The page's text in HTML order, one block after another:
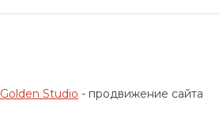
Golden Studio - продвижение сайта